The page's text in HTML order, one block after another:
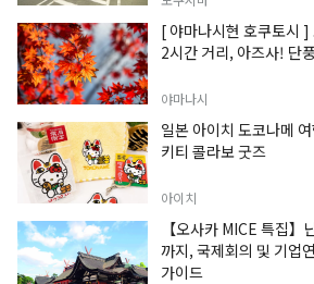
[ 야마나시현 호쿠토시
2시간 거리, 아즈사! 단
야마나시
일본 아이치 도코나메
키티 콜라보 굿즈
아이치
【오사카 MICE 특집
까지, 국제회의 및 기업
가이드